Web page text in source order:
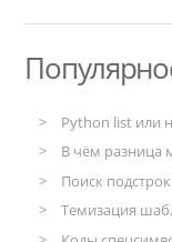
Python list или
В чём разница
Поиск
Темизация